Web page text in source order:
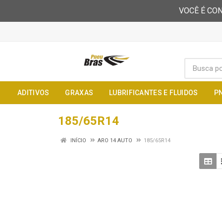
VOCÊ É
ADITIVOS GRAXAS LUBRIFICANTES E FLUIDOS
185/65R14
INÍCIO ARO 14 AUTO 185/65R14